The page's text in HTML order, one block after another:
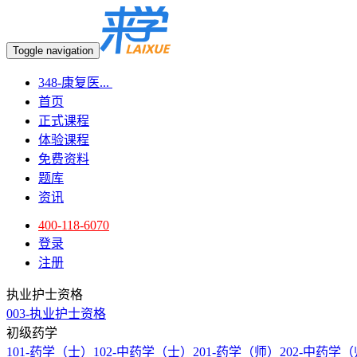
Toggle navigation
348-康复医...
首页
正式课程
体验课程
免费资料
题库
资讯
400-118-6070
登录
注册
执业护士资格
003-执业护士资格
初级药学
101-药学（士） 102-中药学（士） 201-药学（师） 202-中药学